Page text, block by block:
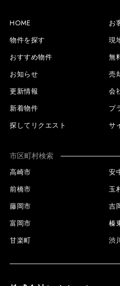
HOME
物件を探す
おすすめ物件
お知らせ
更新情報
新着物件
探してリクエスト
お
現
無
売
会
プ
サ
市区町村検索
高崎市
前橋市
藤岡市
富岡市
甘楽町
安
玉
吉
榛
渋